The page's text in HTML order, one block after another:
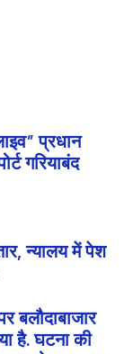
प्रधान
गरियाबंद
न्यालय में पेश
बलौदाबाजार
है. घटना की